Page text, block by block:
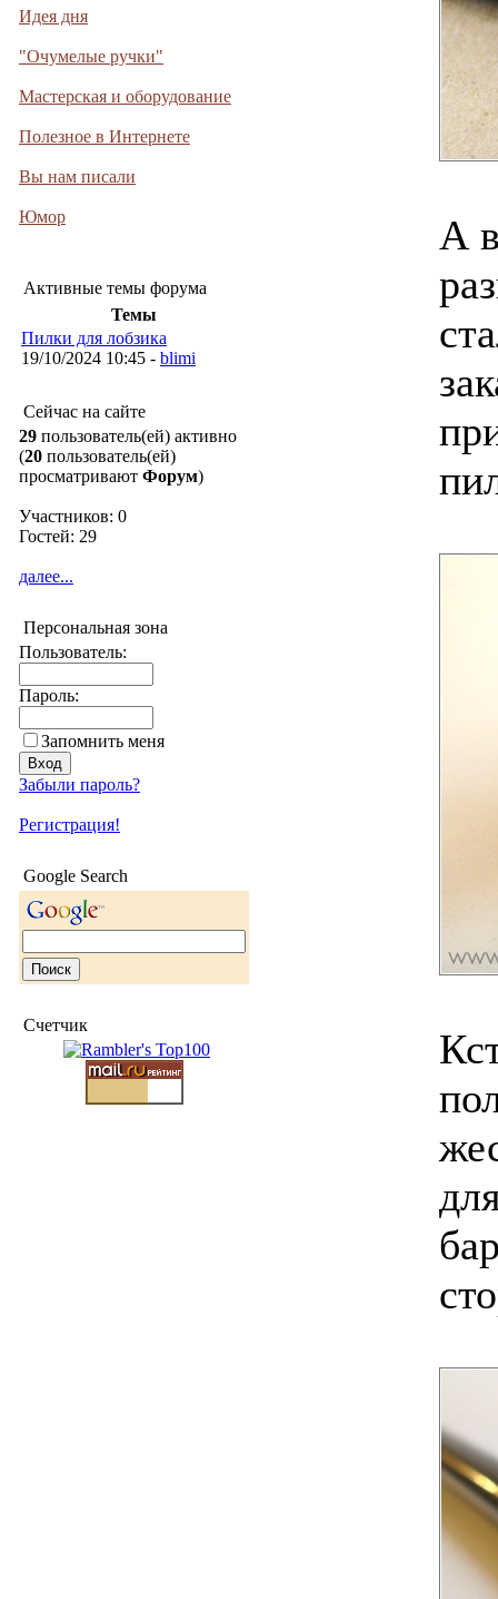
Идея дня
"Очумелые ручки"
Мастерская и оборудование
Полезное в Интернете
Вы нам писали
Юмор
Активные темы форума
Темы
Пилки для лобзика
19/10/2024 10:45 - blimi
Сейчас на сайте
29 пользователь(ей) активно
(20 пользователь(ей)
просматривают Форум)
Участников: 0
Гостей: 29
далее...
Персональная зона
Пользователь:
Пароль:
Запомнить меня
Забыли пароль?
Регистрация!
Google Search
Счетчик
А